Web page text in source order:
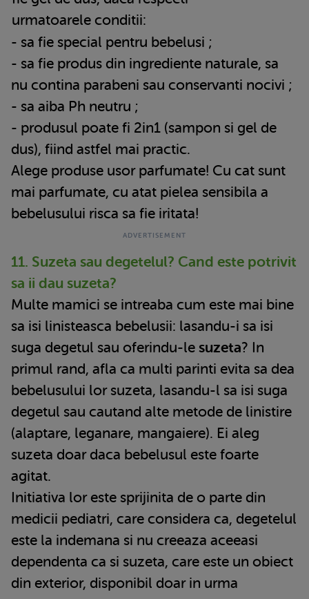
urmatoarele conditii:
- sa fie special pentru bebelusi ;
- sa fie produs din ingrediente naturale, sa
nu contina parabeni sau conservanti nocivi ;
- sa aiba Ph neutru ;
- produsul poate fi 2in1 (sampon si gel de
dus), fiind astfel mai practic.
Alege produse usor parfumate! Cu cat sunt
mai parfumate, cu atat pielea sensibila a
bebelusului risca sa fie iritata!
11. Suzeta sau degetelul? Cand este potrivit
sa ii dau suzeta?
Multe mamici se intreaba cum este mai bine
sa isi linisteasca bebelusii: lasandu-i sa isi
suga degetul sau oferindu-le suzeta? In
primul rand, afla ca multi parinti evita sa dea
bebelusului lor suzeta, lasandu-l sa isi suga
degetul sau cautand alte metode de linistire
(alaptare, leganare, mangaiere). Ei aleg
suzeta doar daca bebelusul este foarte
agitat.
Initiativa lor este sprijinita de o parte din
medicii pediatri, care considera ca, degetelul
este la indemana si nu creeaza aceeasi
dependenta ca si suzeta, care este un obiect
din exterior, disponibil doar in urma